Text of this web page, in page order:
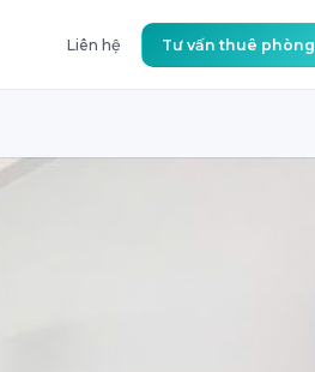
Liên hệ Tư vấn thuê phòng